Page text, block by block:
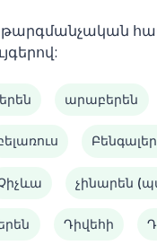
թարգմանչական
արաբերեն
չինարեն
Դիվեհի